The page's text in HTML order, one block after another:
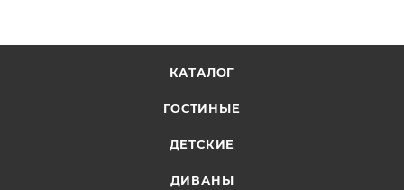
КАТАЛОГ
ГОСТИНЫЕ
ДЕТСКИЕ
ДИВАНЫ